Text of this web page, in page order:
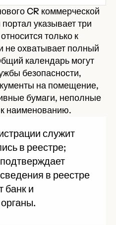
CR коммерческой
указывает три
только к
не охватывает полный
календарь могут
безопасности,
на помещение,
бумаги, неполные
наименованию.
служит
в реестре;
в реестре
банк и